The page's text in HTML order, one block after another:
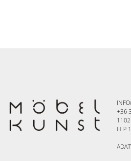
+36
1102
H-P